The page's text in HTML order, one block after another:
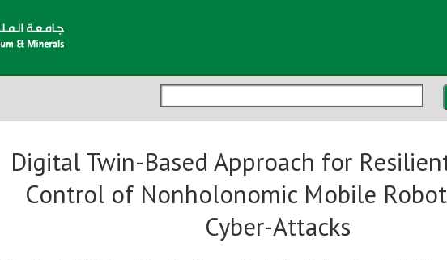
Digital Twin-Based Approach for
Control of Nonholonomic Mobile
Cyber-Attacks